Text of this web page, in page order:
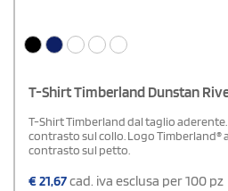
T-Shirt Timberland Dunstan
T-Shirt Timberland dal taglio
contrasto sul collo. Logo Timberland®
contrasto sul petto.
€21,67cad. iva esclusa per 100 pz